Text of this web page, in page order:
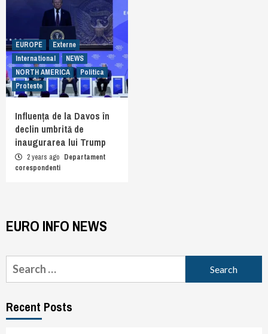
EUROPE
Externe
International
NEWS
NORTH AMERICA
Politica
Proteste
Influența de la Davos în
declin umbrită de
inaugurarea lui Trump
2 years ago Departament
corespondenti
EURO INFO NEWS
Search
for:
Recent Posts